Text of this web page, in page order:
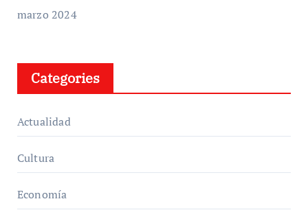
marzo 2024
Categories
Actualidad
Cultura
Economía